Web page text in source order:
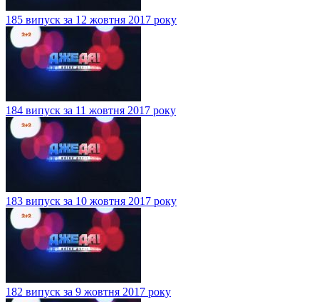
185 випуск за 12 жовтня 2017 року
184 випуск за 11 жовтня 2017 року
183 випуск за 10 жовтня 2017 року
182 випуск за 9 жовтня 2017 року